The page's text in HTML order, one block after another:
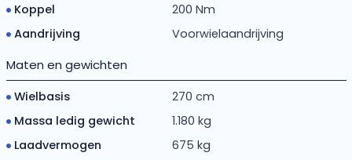
Koppel
200 Nm
Aandrijving
Voorwielaandrijving
Maten en gewichten
Wielbasis
270 cm
Massa ledig gewicht
1.180 kg
Laadvermogen
675 kg